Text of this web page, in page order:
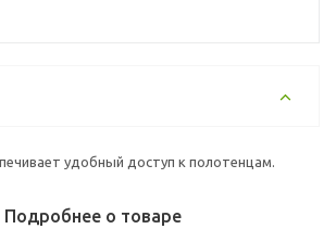
удобный доступ к полотенцам.
Подробнее о товаре